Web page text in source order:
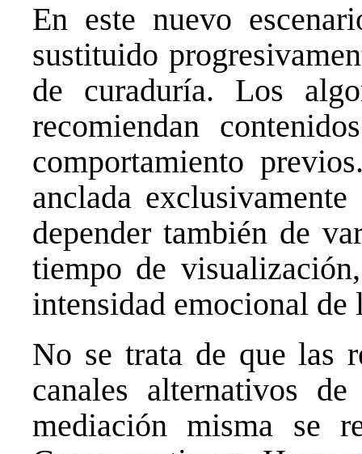
En este nuevo
sustituido
de curaduría. Los
recomiendan
comportamiento
anclada
depender también de
tiempo de
intensidad emocional de
No se trata de que las
canales alternativos
mediación misma se